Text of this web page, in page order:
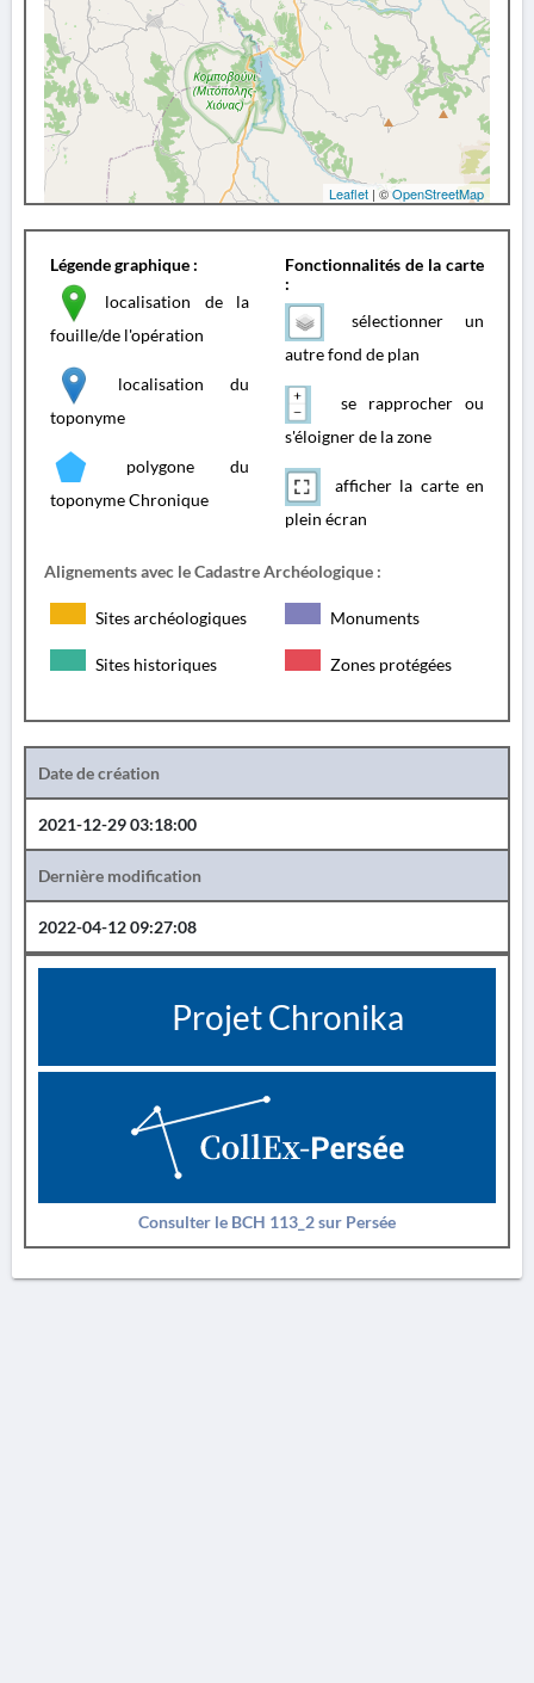
Leaflet | ©OpenStreetMap
Légende graphique :
localisation de la
fouille/de l'opération
localisation du
toponyme
polygone du
toponyme Chronique
Fonctionnalités de la carte
:
sélectionner un
autre fond de plan
se rapprocher ou
s'éloigner de la zone
afficher la carte en
plein écran
Alignements avec le Cadastre Archéologique :
Sites archéologiques Monuments
Sites historiques Zones protégées
Date de création
2021-12-29 03:18:00
Dernière modification
2022-04-12 09:27:08
Projet Chronika
Consulter le BCH 113_2 sur Persée